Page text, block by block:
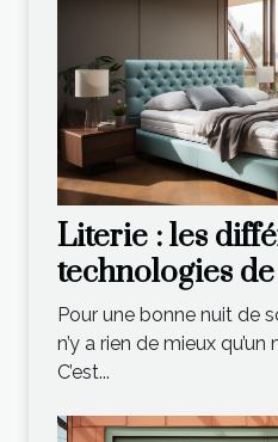
Literie : les
technologies
leurs
Pour une bonne nuit de
n’y a rien de mieux
C’est...